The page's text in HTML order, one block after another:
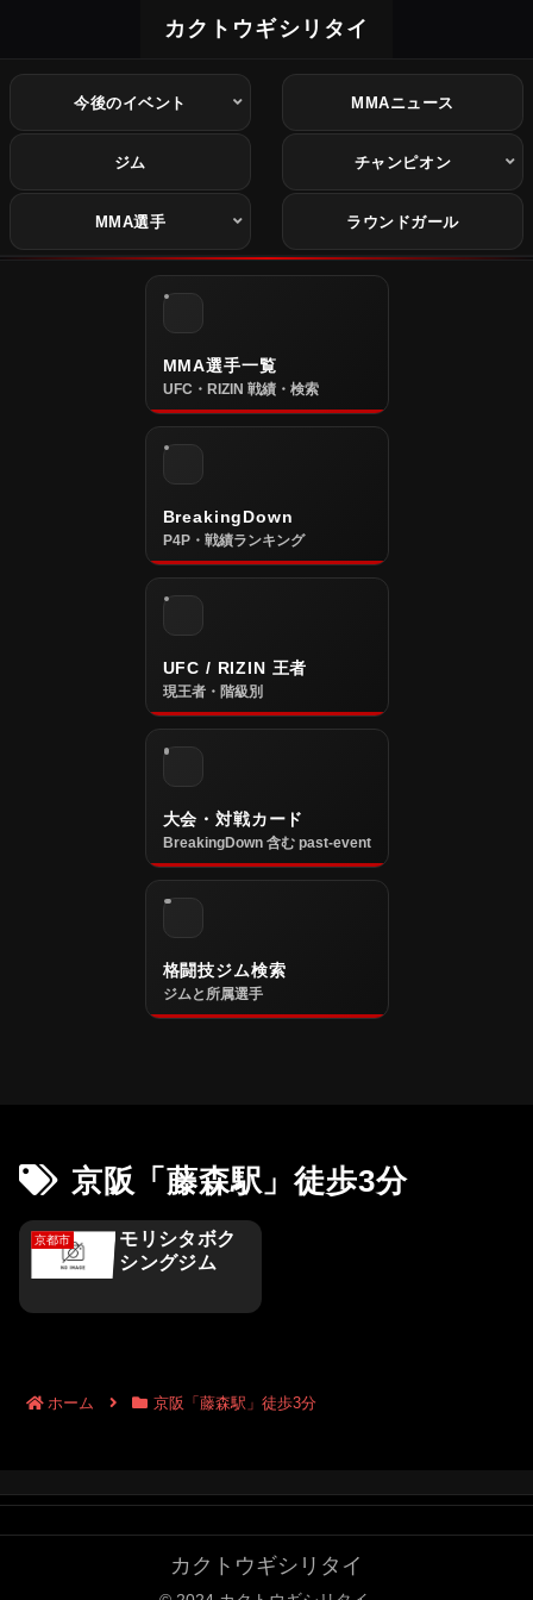
カクトウギシリタイ
今後のイベント MMAニュース
ジム チャンピオン
MMA選手 ラウンドガール
MMA選手一覧
UFC・RIZIN 戦績・検索
BreakingDown
P4P・戦績ランキング
UFC / RIZIN 王者
現王者・階級別
大会・対戦カード
BreakingDown 含む past-event
格闘技ジム検索
ジムと所属選手
京阪「藤森駅」徒歩3分
京都市
モリシタボク
シングジム
ホーム 京阪「藤森駅」徒歩3分
カクトウギシリタイ